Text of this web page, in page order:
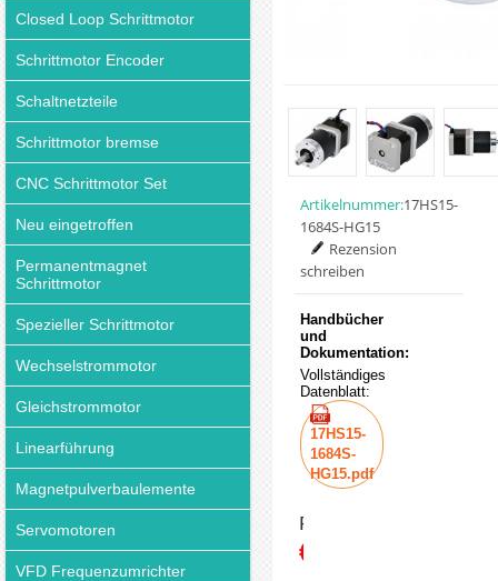
Closed Loop Schrittmotor
Schrittmotor Encoder
Schaltnetzteile
Schrittmotor bremse
CNC Schrittmotor Set
Neu eingetroffen
Permanentmagnet
Schrittmotor
Spezieller Schrittmotor
Wechselstrommotor
Gleichstrommotor
Linearführung
Magnetpulverbaulemente
Servomotoren
VFD Frequenzumrichter
Artikelnummer:17HS15-
1684S-HG15
Rezension
schreiben
Handbücher
und
Dokumentation:
Vollständiges
Datenblatt:
17HS15-
1684S-
HG15.pdf
Preis:
€59.71